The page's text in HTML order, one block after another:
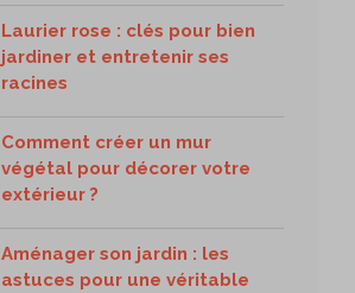
Laurier rose : clés pour bien
jardiner et entretenir ses
racines
Comment créer un mur
végétal pour décorer votre
extérieur ?
Aménager son jardin : les
astuces pour une véritable